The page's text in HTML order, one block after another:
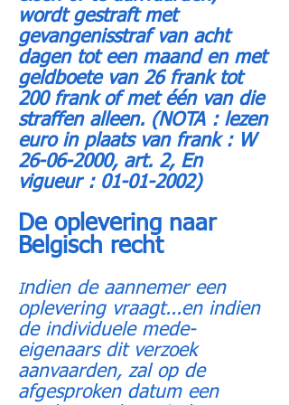
wordt gestraft met
gevangenisstraf van acht
dagen tot een maand en met
geldboete van 26 frank tot
200 frank of met één van die
straffen alleen. (NOTA : lezen
euro in plaats van frank : W
26-06-2000, art. 2, En
vigueur : 01-01-2002)
De oplevering naar
Belgisch recht
Indien de aannemer een
oplevering vraagt...en indien
de individuele mede-
eigenaars dit verzoek
aanvaarden, zal op de
afgesproken datum een